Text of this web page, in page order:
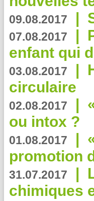
09.08.2017 |
07.08.2017 |
enfant qui
03.08.2017 |
circulaire
02.08.2017 |
ou intox ?
01.08.2017 |
promotion
31.07.2017 |
chimiques